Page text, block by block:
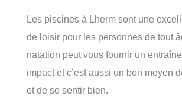
Les piscines à Lherm sont une
de loisir pour les personnes de tout
natation peut vous fournir un
impact et c’est aussi un bon moyen
et de se sentir bien.